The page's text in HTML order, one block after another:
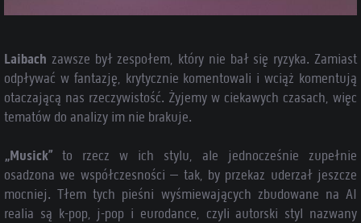
Laibach zawsze był zespołem, który nie bał się ryzyka. Zamiast
odpływać w fantazję, krytycznie komentowali i wciąż komentują
otaczającą nas rzeczywistość. Żyjemy w ciekawych czasach, więc
tematów do analizy im nie brakuje.
„Musick” to rzecz w ich stylu, ale jednocześnie zupełnie
osadzona we współczesności – tak, by przekaz uderzał jeszcze
mocniej. Tłem tych pieśni wyśmiewających zbudowane na AI
realia są k-pop, j-pop i eurodance, czyli autorski styl nazwany